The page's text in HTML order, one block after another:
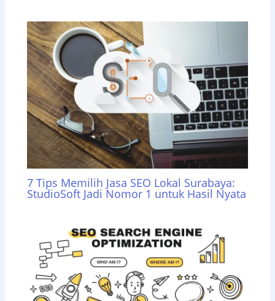
7 Tips Memilih Jasa SEO Lokal Surabaya:
StudioSoft Jadi Nomor 1 untuk Hasil Nyata